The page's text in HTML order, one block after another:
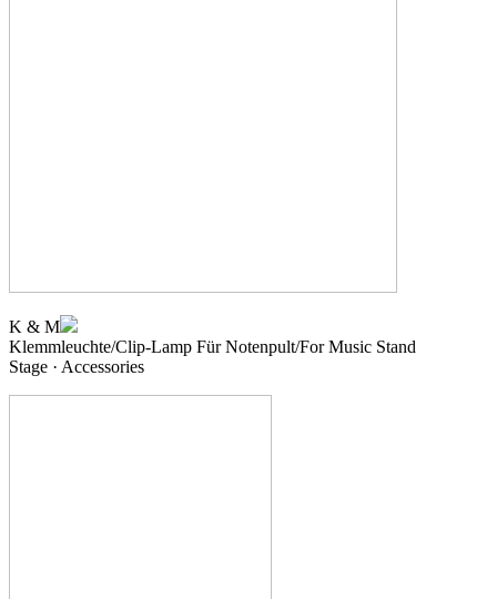
K & M
Klemmleuchte/Clip-Lamp Für Notenpult/For Music Stand
Stage · Accessories